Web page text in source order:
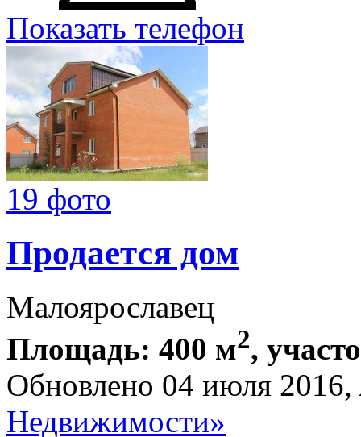
Показать телефон
19 фото
Продается дом
Малоярославец
Площадь: 400 м2,
Обновлено 04 июля 2016,
Недвижимости»